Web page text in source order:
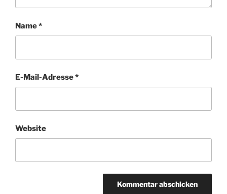
Name*
E-Mail-Adresse*
Website